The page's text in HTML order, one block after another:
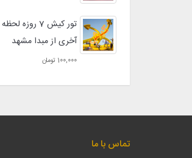
تور کیش 7 روزه لحظه
آخری از مبدا مشهد
100,000 تومان
تماس با ما